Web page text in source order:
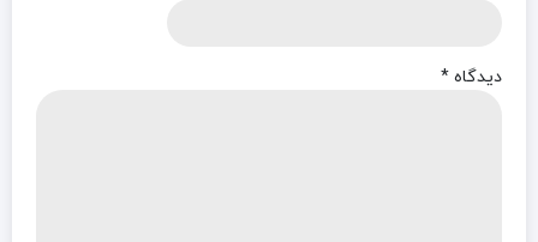
دیدگاه *